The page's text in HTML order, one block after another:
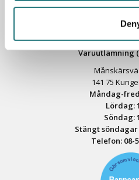
Telefon:08-
Se öppettider
Fri parkering på
Varuutlämning
141 75
Måndag-
Lördag:
Söndag:
Stängt söndagar
Telefon: 08-